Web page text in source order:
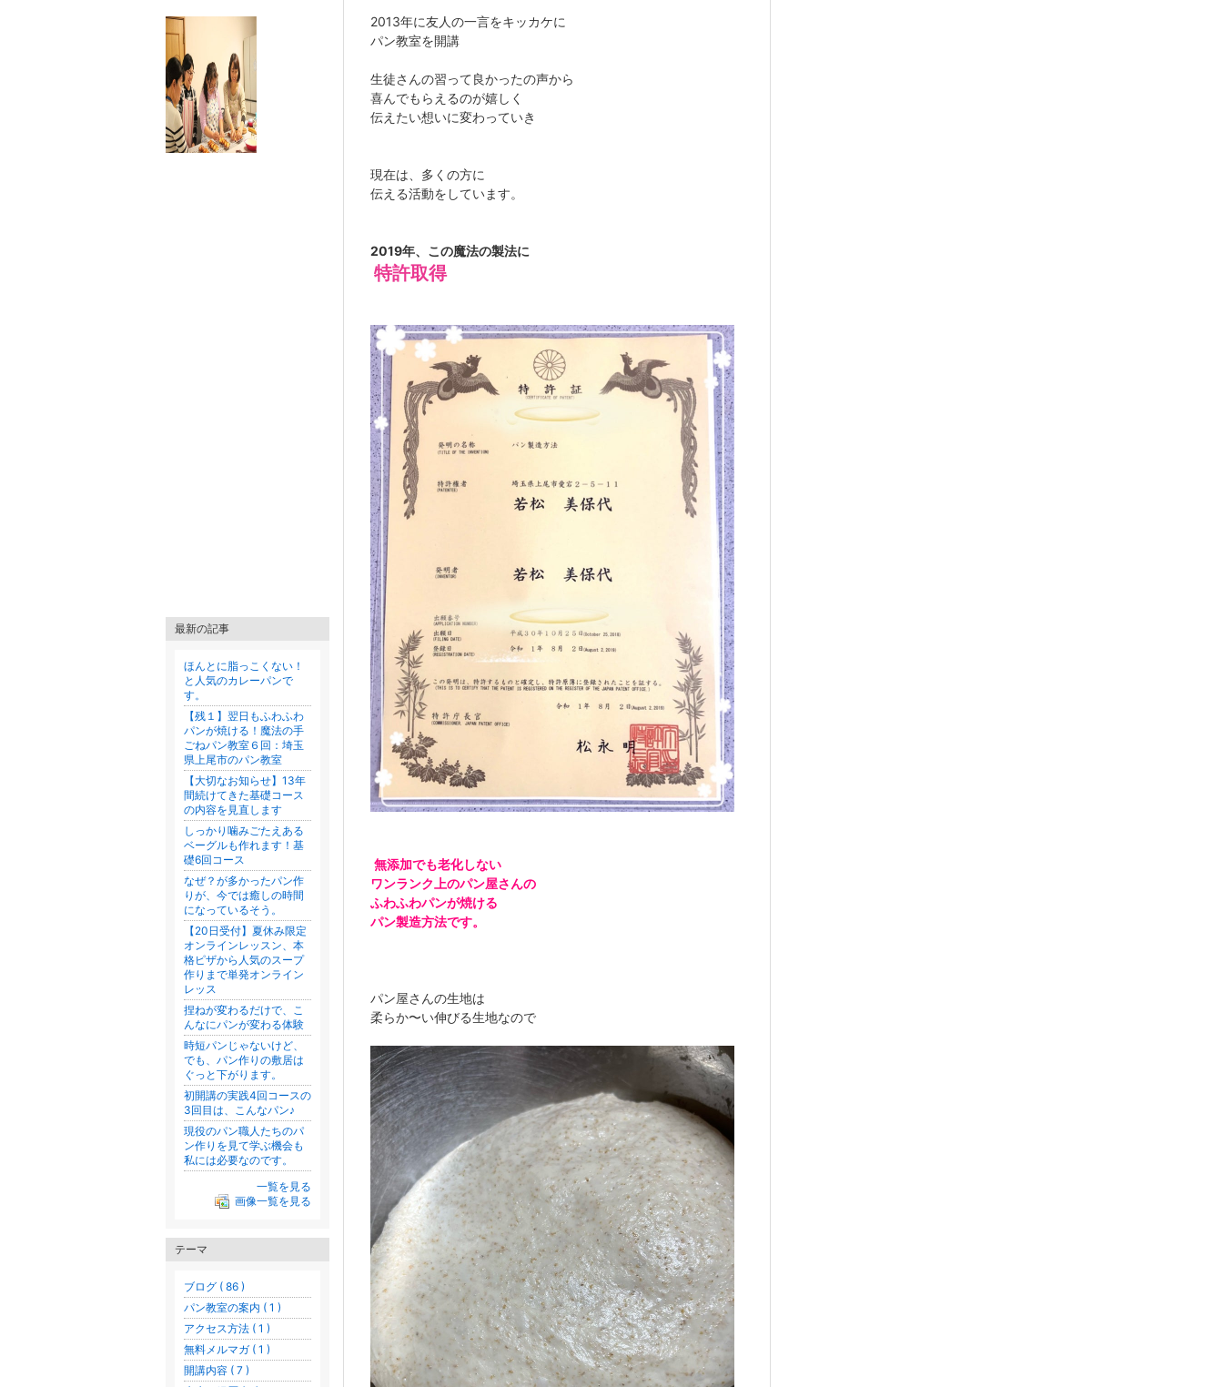
2013年に友人の一言をキッカケに
パン教室を開講
生徒さんの習って良かったの声から
喜んでもらえるのが嬉しく
伝えたい想いに変わっていき
現在は、多くの方に
伝える活動をしています。
2019年、この魔法の製法に
特許取得
無添加でも老化しない
ワンランク上のパン屋さんの
ふわふわパンが焼ける
パン製造方法です。
パン屋さんの生地は
柔らか〜い伸びる生地なので
最新の記事
ほんとに脂っこくない！
と人気のカレーパンで
す。
【残１】翌日もふわふわ
パンが焼ける！魔法の手
ごねパン教室６回：埼玉
県上尾市のパン教室
【大切なお知らせ】13年
間続けてきた基礎コース
の内容を見直します
しっかり噛みごたえある
ベーグルも作れます！基
礎6回コース
なぜ？が多かったパン作
りが、今では癒しの時間
になっているそう。
【20日受付】夏休み限定
オンラインレッスン、本
格ピザから人気のスープ
作りまで単発オンライン
レッス
捏ねが変わるだけで、こ
んなにパンが変わる体験
時短パンじゃないけど、
でも、パン作りの敷居は
ぐっと下がります。
初開講の実践4回コースの
3回目は、こんなパン♪
現役のパン職人たちのパ
ン作りを見て学ぶ機会も
私には必要なのです。
一覧を見る
画像一覧を見る
テーマ
ブログ ( 86 )
パン教室の案内 ( 1 )
アクセス方法 ( 1 )
無料メルマガ ( 1 )
開講内容 ( 7 )